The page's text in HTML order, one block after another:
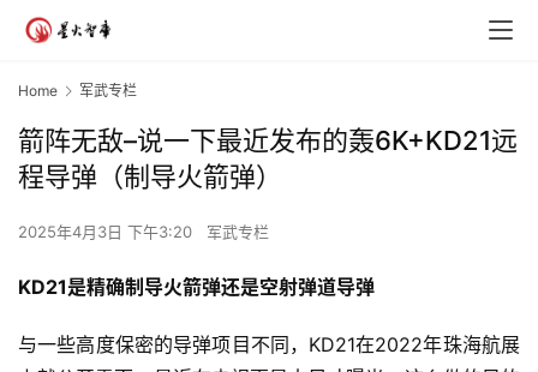
Home 军武专栏
箭阵无敌–说一下最近发布的轰6K+KD21远
程导弹（制导火箭弹）
2025年4月3日 下午3:20 军武专栏
KD21是精确制导火箭弹还是空射弹道导弹
与一些高度保密的导弹项目不同，KD21在2022年珠海航展